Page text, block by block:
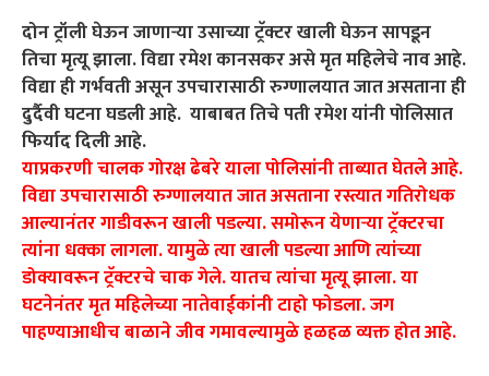
दोन ट्रॉली घेऊन जाणाऱ्या उसाच्या ट्रॅक्टर खाली घेऊन सापडून
तिचा मृत्यू झाला. विद्या रमेश कानसकर असे मृत महिलेचे नाव आहे.
विद्या ही गर्भवती असून उपचारासाठी रुग्णालयात जात असताना ही
दुर्दैवी घटना घडली आहे. याबाबत तिचे पती रमेश यांनी पोलिसात
फिर्याद दिली आहे.
याप्रकरणी चालक गोरक्ष ढेबरे याला पोलिसांनी ताब्यात घेतले आहे.
विद्या उपचारासाठी रुग्णालयात जात असताना रस्त्यात गतिरोधक
आल्यानंतर गाडीवरून खाली पडल्या. समोरून येणाऱ्या ट्रॅक्टरचा
त्यांना धक्का लागला. यामुळे त्या खाली पडल्या आणि त्यांच्या
डोक्यावरून ट्रॅक्टरचे चाक गेले. यातच त्यांचा मृत्यू झाला. या
घटनेनंतर मृत महिलेच्या नातेवाईकांनी टाहो फोडला. जग
पाहण्याआधीच बाळाने जीव गमावल्यामुळे हळहळ व्यक्त होत आहे.